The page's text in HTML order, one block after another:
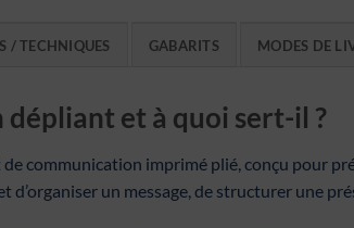
/ TECHNIQUES GABARITS MODES DE
dépliant et à quoi sert-il ?
communication imprimé plié, conçu pour
d’organiser un message, de structurer une